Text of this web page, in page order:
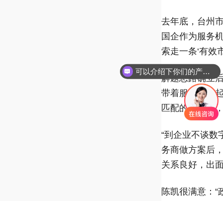
去年底，台州
国企作为服务
索走一条‘有效
解题思路确立
带着服务商一
匹配的服务商
“到企业不谈数
务商做方案后
关系良好，出
陈凯很满意：
可以介绍下你们的产品么